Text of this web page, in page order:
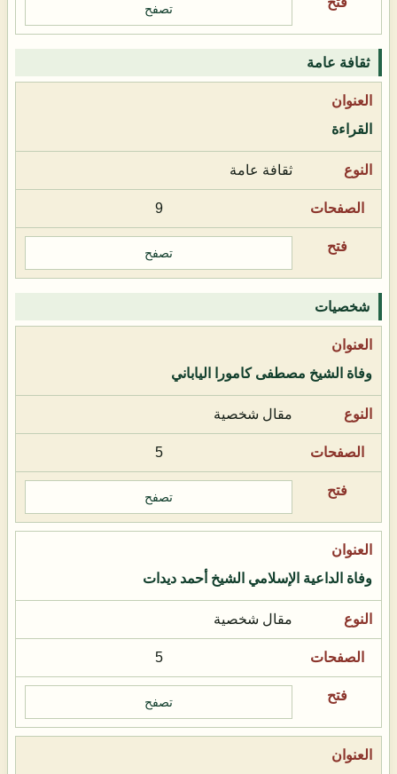
تصفح
ثقافة عامة
القراءة
ثقافة عامة
9
تصفح
شخصيات
وفاة الشيخ مصطفى كامورا الياباني
مقال شخصية
5
تصفح
وفاة الداعية الإسلامي الشيخ أحمد ديدات
مقال شخصية
5
تصفح